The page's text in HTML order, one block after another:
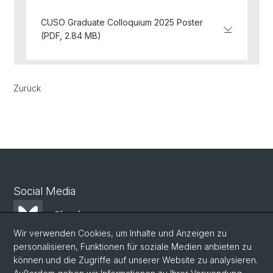
CUSO Graduate Colloquium 2025 Poster
(PDF, 2.84 MB)
Zurück
Social Media
Bluesky
Mastodon
Wir verwenden Cookies, um Inhalte und Anzeigen zu
personalisieren, Funktionen für soziale Medien anbieten zu
können und die Zugriffe auf unserer Website zu analysieren.